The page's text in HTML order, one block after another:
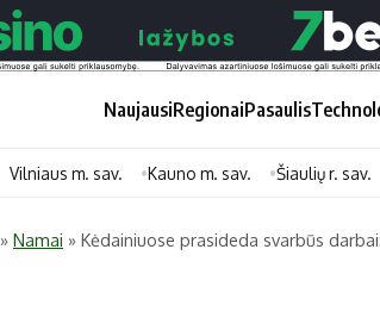
NaujausiRegionaiPasaulis
Vilniaus m. sav. Kauno m. sav. Šiaulių r. sav.
» Namai » Kėdainiuose prasideda svarbūs